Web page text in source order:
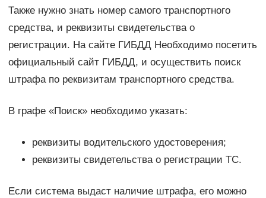
Также нужно знать номер самого транспортного
средства, и реквизиты свидетельства о
регистрации. На сайте ГИБДД Необходимо посетить
официальный сайт ГИБДД, и осуществить поиск
штрафа по реквизитам транспортного средства.
В графе «Поиск» необходимо указать:
реквизиты водительского удостоверения;
реквизиты свидетельства о регистрации ТС.
Если система выдаст наличие штрафа, его можно